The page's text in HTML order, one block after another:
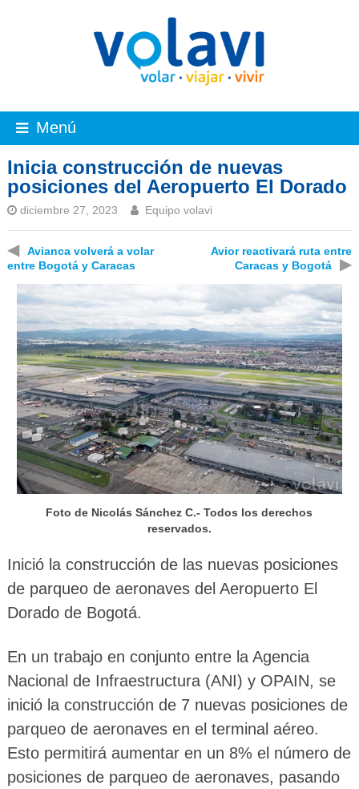
Menú
Inicia construcción de nuevas
posiciones del Aeropuerto El Dorado
diciembre 27, 2023 Equipo volavi
◀
Avianca volverá a volar
entre Bogotá y Caracas
Avior reactivará ruta entre
Caracas y Bogotá
▶
Foto de Nicolás Sánchez C.- Todos los derechos
reservados.
Inició la construcción de las nuevas posiciones
de parqueo de aeronaves del Aeropuerto El
Dorado de Bogotá.
En un trabajo en conjunto entre la Agencia
Nacional de Infraestructura (ANI) y OPAIN, se
inició la construcción de 7 nuevas posiciones de
parqueo de aeronaves en el terminal aéreo.
Esto permitirá aumentar en un 8% el número de
posiciones de parqueo de aeronaves, pasando